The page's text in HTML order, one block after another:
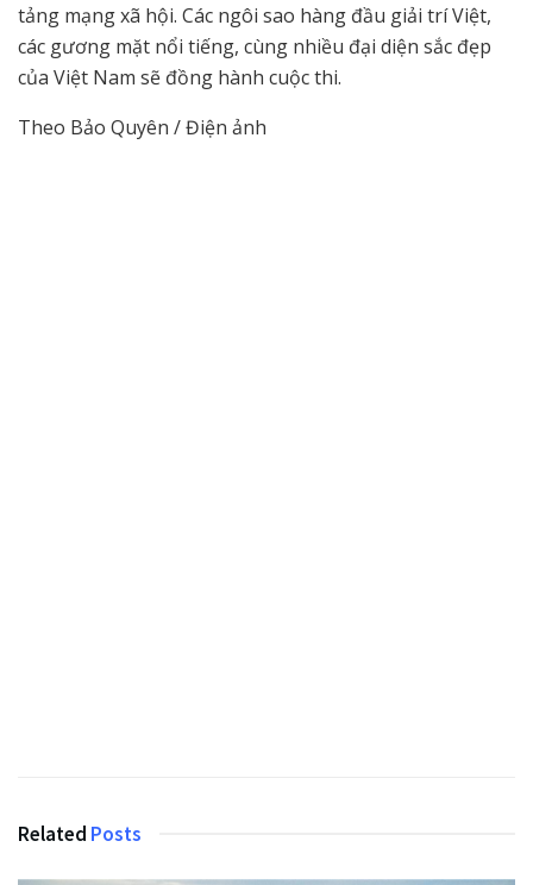
tảng mạng xã hội. Các ngôi sao hàng đầu giải trí Việt,
các gương mặt nổi tiếng, cùng nhiều đại diện sắc đẹp
của Việt Nam sẽ đồng hành cuộc thi.
Theo Bảo Quyên / Điện ảnh
Related Posts